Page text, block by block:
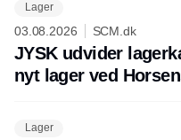
Lager
03.08.2026 SCM.dk
JYSK udvider
nyt lager ved
Lager